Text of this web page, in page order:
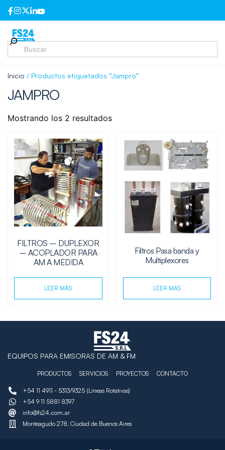
Inicio / Productos etiquetados “Jampro”
JAMPRO
Mostrando los 2 resultados
FILTROS – DUPLEXOR
– ACOPLADOR PARA
AM A MEDIDA
LEER MÁS
Filtros Pasa banda y
Multiplexores
LEER MÁS
EQUIPOS PARA EMISORAS DE AM & FM
PRODUCTOS SERVICIOS PROYECTOS CONTACTO
+54 11 4911 - 5313/9325 (Líneas Rotativas)
+54 9 11 5881 8397
info@fs24.com.ar
Monteagudo 278, Ciudad de Buenos Aires